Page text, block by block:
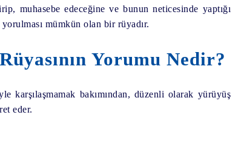
muhasebe edeceğine ve bunun neticesinde yaptığı
mümkün olan bir rüyadır.
Yorumu Nedir?
karşılaşmamak bakımından, düzenli olarak yürüyüş
eder.